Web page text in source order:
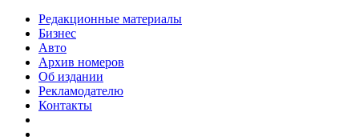
Редакционные материалы
Бизнес
Авто
Архив номеров
Об издании
Рекламодателю
Контакты